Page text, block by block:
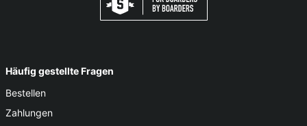
Häufig gestellte Fragen
Bestellen
Zahlungen